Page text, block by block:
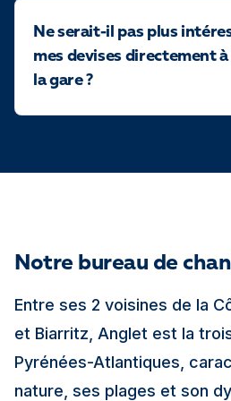
Ne serait-il pas plus
mes devises directement
la gare ?
Notre bureau de
Entre ses 2 voisines de la
et Biarritz, Anglet est la
Pyrénées-Atlantiques,
nature, ses plages et son